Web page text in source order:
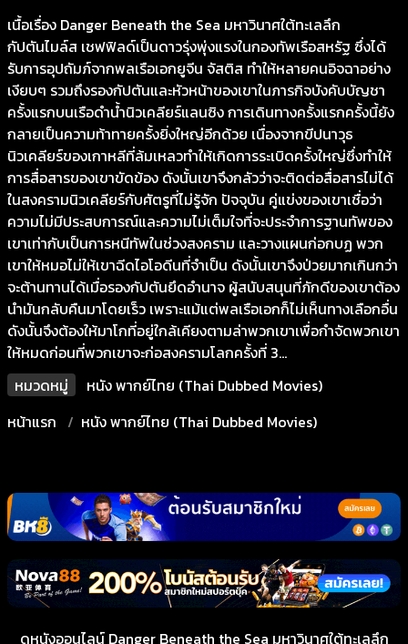
เนื้อเรื่อง Danger Beneath the Sea มหาวินาศใต้ทะเลลึก
กัปตันไมล์ส เชฟฟิลด์เป็นดาวรุ่งพุ่งแรงในกองทัพเรือสหรัฐ ซึ่งได้
รับการอุปถัมภ์จากพลเรือเอกยูจีน จัสติส ทำให้หลายคนอิจฉาอย่าง
เงียบๆ รวมถึงรองกัปตันและหัวหน้าของเขาในภารกิจบังคับบัญชา
ครั้งแรกบนเรือดำน้ำนิวเคลียร์แลนซิง การเดินทางครั้งแรกครั้งนี้ยัง
กลายเป็นความท้าทายครั้งยิ่งใหญ่อีกด้วย เนื่องจากขีปนาวุธ
นิวเคลียร์ของเกาหลีที่ล้มเหลวทำให้เกิดการระเบิดครั้งใหญ่ซึ่งทำให้
การสื่อสารของเขาขัดข้อง ดังนั้นเขาจึงกลัวว่าจะติดต่อสื่อสารไม่ได้
ในสงครามนิวเคลียร์กับศัตรูที่ไม่รู้จัก ปัจจุบัน คู่แข่งของเขาเชื่อว่า
ความไม่มีประสบการณ์และความไม่เต็มใจที่จะประจำการฐานทัพของ
เขาเท่ากับเป็นการหนีทัพในช่วงสงคราม และวางแผนก่อกบฏ พวก
เขาให้หมอไม่ให้เขาฉีดไอโอดีนที่จำเป็น ดังนั้นเขาจึงป่วยมากเกินกว่า
จะต้านทานได้เมื่อรองกัปตันยึดอำนาจ ผู้สนับสนุนที่ภักดีของเขาต้อง
นำมันกลับคืนมาโดยเร็ว เพราะแม้แต่พลเรือเอกก็ไม่เห็นทางเลือกอื่น
ดังนั้นจึงต้องให้มาโกที่อยู่ใกล้เคียงตามล่าพวกเขาเพื่อกำจัดพวกเขา
ให้หมดก่อนที่พวกเขาจะก่อสงครามโลกครั้งที่ 3...
หมวดหมู่
หนัง พากย์ไทย (Thai Dubbed Movies)
หน้าแรก
หนัง พากย์ไทย (Thai Dubbed Movies)
ดูหนังออนไลน์ Danger Beneath the Sea มหาวินาศใต้ทะเลลึก